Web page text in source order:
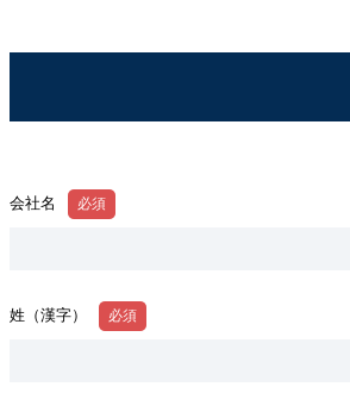
会社名
姓（漢字）